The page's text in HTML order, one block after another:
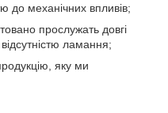
до механічних впливів;
прослужать довгі
ламання;
яку ми